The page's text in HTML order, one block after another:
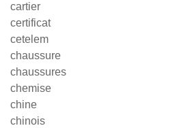
cartier
certificat
cetelem
chaussure
chaussures
chemise
chine
chinois